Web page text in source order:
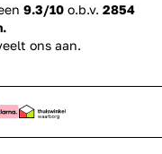
9.3/10 o.b.v. 2854
ons aan.